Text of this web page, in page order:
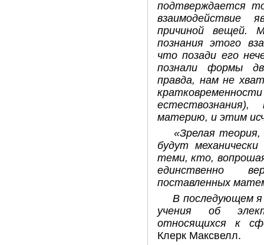
подтверждается
взаимодействие
причиной вещей.
познания этого
что позади его
познали формы
правда, нам не
материю, и этим
«Зрелая
будут
теми, кто,
единственно
поставленных
В последующем я
учения об
относящихся к
Клерк Максвелл.